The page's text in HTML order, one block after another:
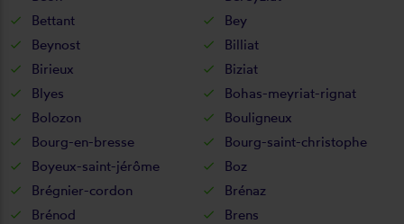
Bettant
Bey
Beynost
Billiat
Birieux
Biziat
Blyes
Bohas-meyriat-rignat
Bolozon
Bouligneux
Bourg-en-bresse
Bourg-saint-christophe
Boyeux-saint-jérôme
Boz
Brégnier-cordon
Brénaz
Brénod
Brens